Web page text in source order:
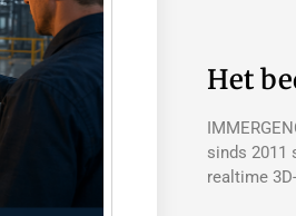
Het
sinds 2011
realtime